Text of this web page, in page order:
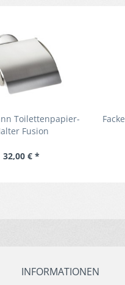
Toilettenpapier-
Fusion
32,00 € *
INFORMATIONEN